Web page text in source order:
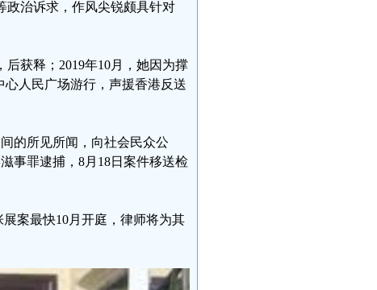
政治诉求，作风尖锐颇具针对
获释；2019年10月，她因为撑
人民广场游行，声援香港反送
的所见所闻，向社会民众公
事罪逮捕，8月18日案件移送检
案最快10月开庭，律师将为其